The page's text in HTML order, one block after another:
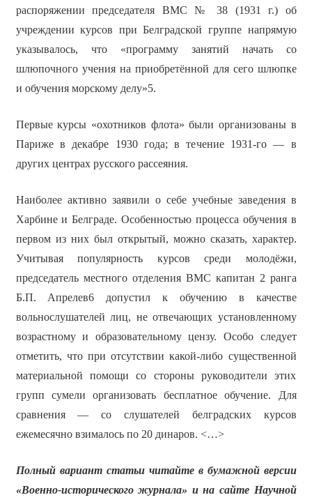
распоряжении председателя ВМС № 38 (1931 г.) об
учреждении курсов при Белградской группе напрямую
указывалось, что «программу занятий начать со
шлюпочного учения на приобретённой для сего шлюпке
и обучения морскому делу»5.
Первые курсы «охотников флота» были организованы в
Париже в декабре 1930 года; в течение 1931-го — в
других центрах русского рассеяния.
Наиболее активно заявили о себе учебные заведения в
Харбине и Белграде. Особенностью процесса обучения в
первом из них был открытый, можно сказать, характер.
Учитывая популярность курсов среди молодёжи,
председатель местного отделения ВМС капитан 2 ранга
Б.П. Апрелев6 допустил к обучению в качестве
вольнослушателей лиц, не отвечающих установленному
возрастному и образовательному цензу. Особо следует
отметить, что при отсутствии какой-либо существенной
материальной помощи со стороны руководители этих
групп сумели организовать бесплатное обучение. Для
сравнения — со слушателей белградских курсов
ежемесячно взималось по 20 динаров. <…>
Полный вариант статьи читайте в бумажной версии
«Военно-исторического журнала» и на сайте Научной